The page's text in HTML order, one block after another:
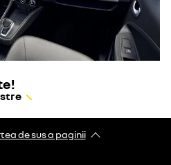
de sus a paginii